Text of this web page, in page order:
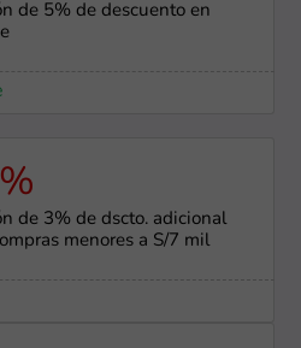
de 5% de descuento en
de 3% de dscto. adicional
menores a S/7 mil